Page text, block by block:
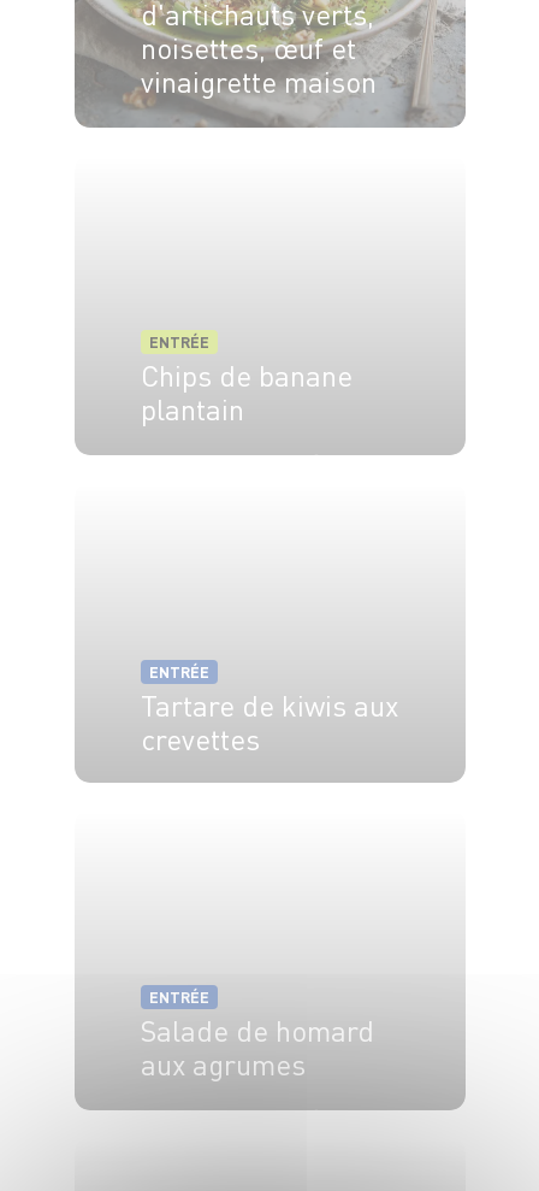
d'artichauts verts,
noisettes, œuf et
vinaigrette maison
ENTRÉE
Chips de banane
plantain
ENTRÉE
Tartare de kiwis aux
crevettes
ENTRÉE
Salade de homard
aux agrumes